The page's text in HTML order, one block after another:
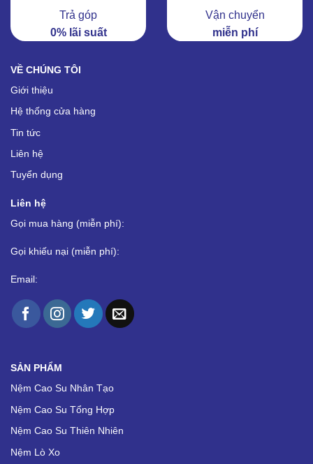
Trả góp
0% lãi suất
Vận chuyển
miễn phí
VỀ CHÚNG TÔI
Giới thiệu
Hệ thống cửa hàng
Tin tức
Liên hệ
Tuyển dụng
Liên hệ
Gọi mua hàng (miễn phí):
Gọi khiếu nại (miễn phí):
Email:
SẢN PHẨM
Nệm Cao Su Nhân Tạo
Nệm Cao Su Tổng Hợp
Nệm Cao Su Thiên Nhiên
Nệm Lò Xo